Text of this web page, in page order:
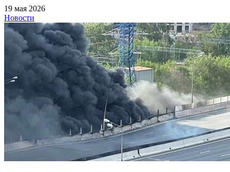
19 мая 2026
Новости